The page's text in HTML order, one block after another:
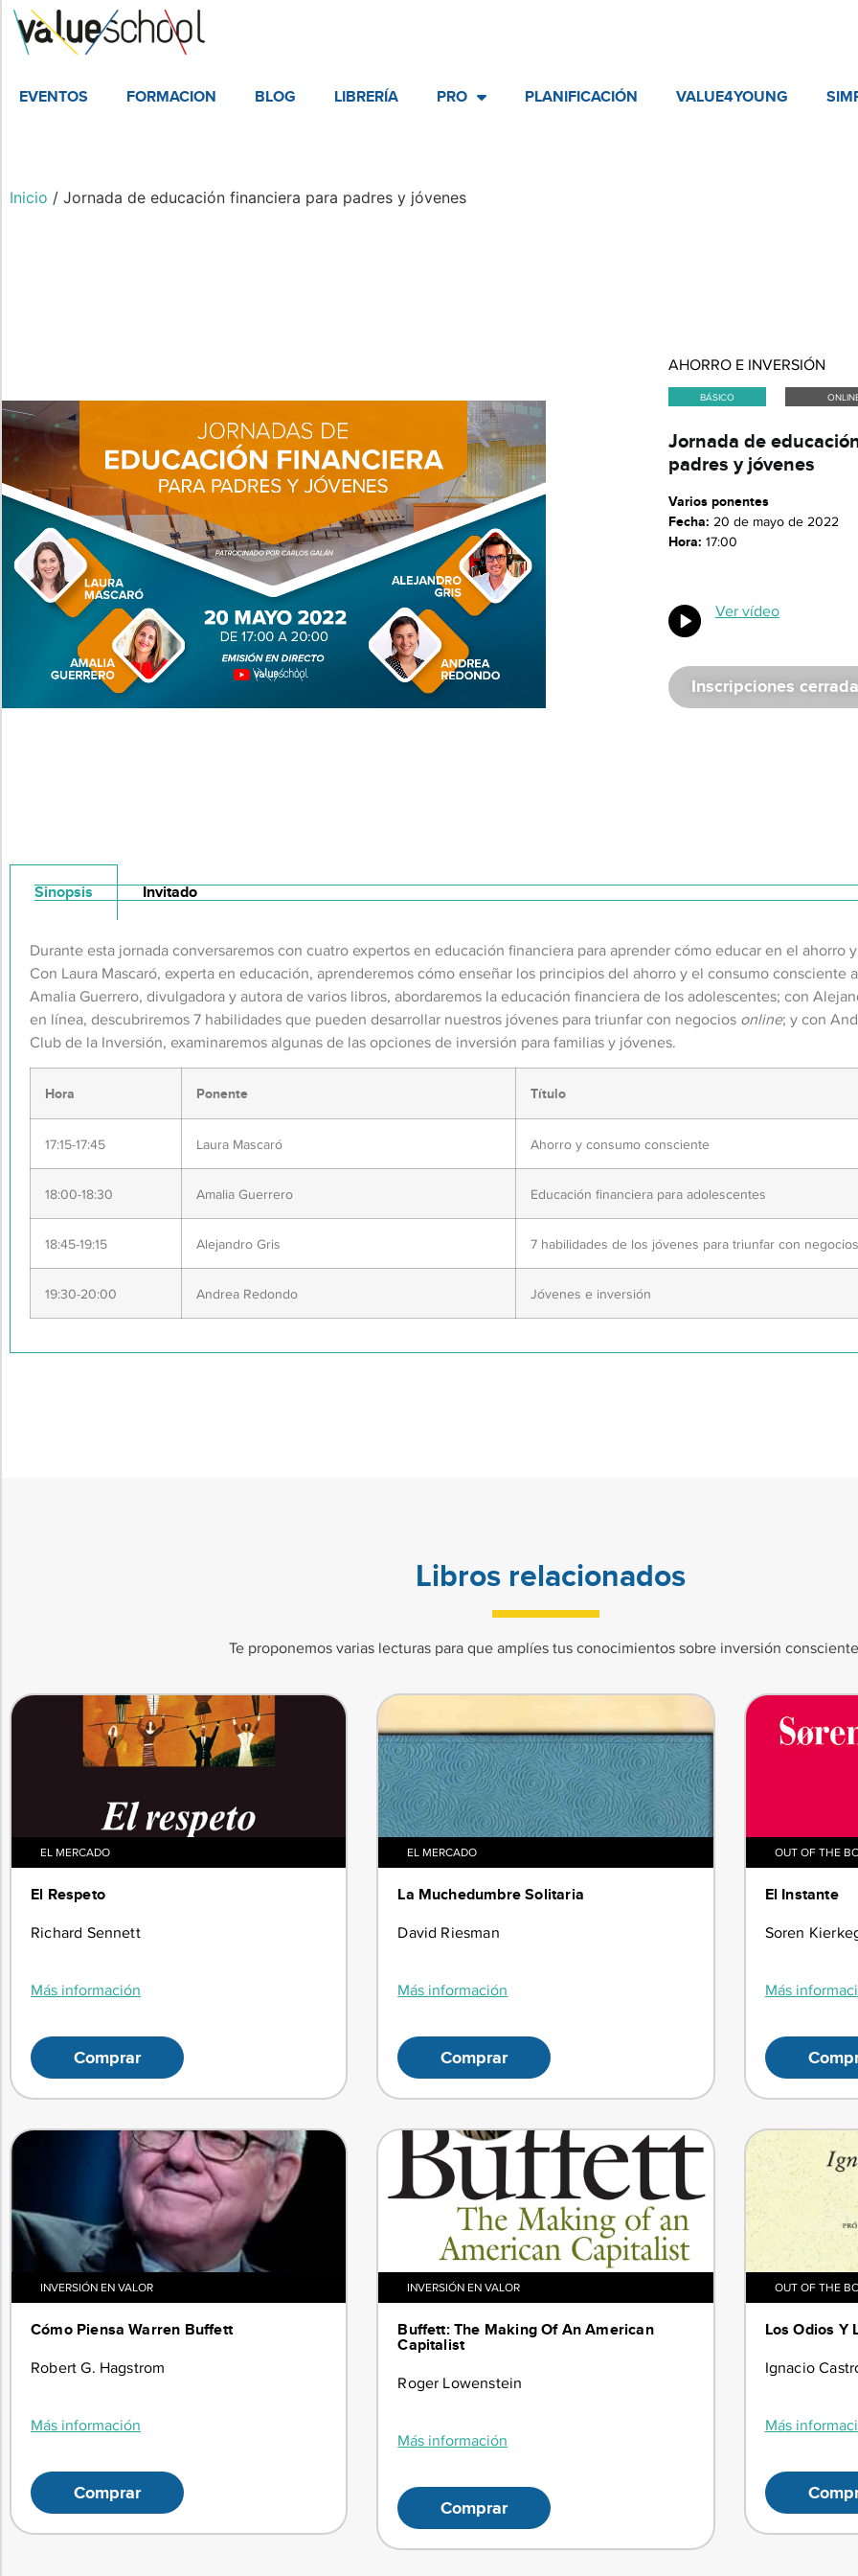
EVENTOS FORMACION BLOG LIBRERÍA PRO PLANIFICACIÓN VALUE4YOUNG
Inicio / Jornada de educación financiera para padres y jóvenes
AHORRO E INVERSIÓN
BÁSICO
Jornada de
padres y jóvenes
Varios ponentes
Fecha: 20 de mayo de 2022
Hora: 17:00
Ver vídeo
Inscripciones
Sinopsis Invitado
Durante esta jornada conversaremos con cuatro expertos en educación financiera para aprender cómo educar en el ahorro
Con Laura Mascaró, experta en educación, aprenderemos cómo enseñar los principios del ahorro y el consumo consciente
Amalia Guerrero, divulgadora y autora de varios libros, abordaremos la educación financiera de los adolescentes; con
en línea, descubriremos 7 habilidades que pueden desarrollar nuestros jóvenes para triunfar con negocios online; y con
Club de la Inversión, examinaremos algunas de las opciones de inversión para familias y jóvenes.
Hora Ponente Título
17:15-17:45 Laura Mascaró Ahorro y consumo consciente
18:00-18:30 Amalia Guerrero Educación financiera para adolescentes
18:45-19:15 Alejandro Gris 7 habilidades de los jóvenes para triunfar con
19:30-20:00 Andrea Redondo Jóvenes e inversión
Libros relacionados
Te proponemos varias lecturas para que amplíes tus conocimientos sobre inversión
EL MERCADO
El Respeto
Richard Sennett
Más información
Comprar
EL MERCADO
La Muchedumbre Solitaria
David Riesman
Más información
Comprar
OUT OF THE
El Instante
Soren
Más
INVERSIÓN EN VALOR
Cómo Piensa Warren Buffett
Robert G. Hagstrom
Más información
Comprar
INVERSIÓN EN VALOR
Buffett: The Making Of An American
Capitalist
Roger Lowenstein
Más información
Comprar
OUT OF THE
Los Odios Y
Ignacio
Más